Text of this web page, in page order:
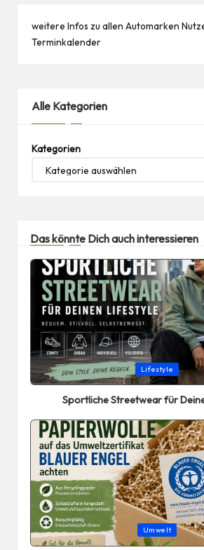
weitere Infos zu allen Automarken
Terminkalender
Alle Kategorien
Kategorien
Das könnte Dich auch interessieren
Posted
in
Lifestyle
Sportliche Streetwear für
Posted
in
Umwelt